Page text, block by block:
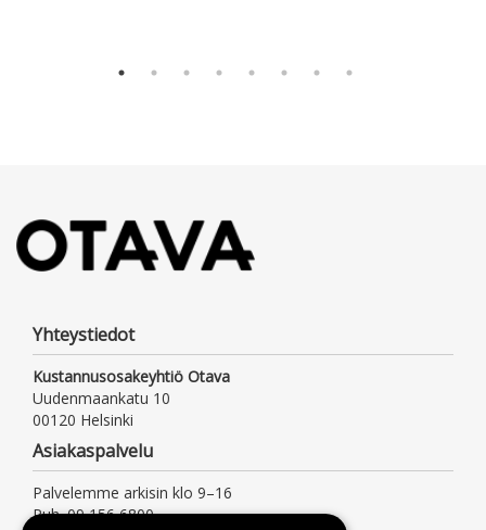
Yhteystiedot
Kustannusosakeyhtiö Otava
Uudenmaankatu 10
00120 Helsinki
Asiakaspalvelu
Palvelemme arkisin klo 9–16
Puh. 09 156 6800